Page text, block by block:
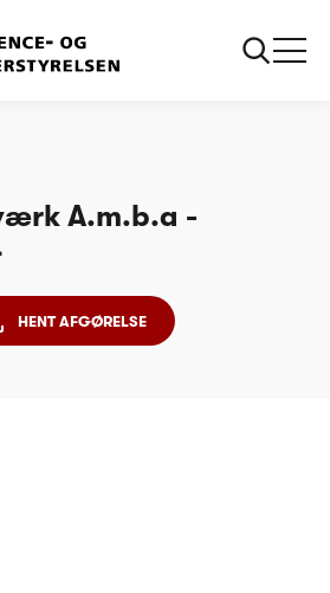
A.m.b.a -
HENT AFGØRELSE